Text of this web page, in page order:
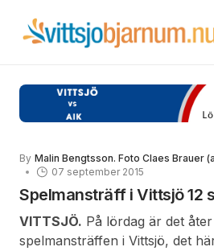
By Malin Bengtsson. Foto Claes Brauer
07 september 2015
Spelmansträff i Vittsjö 12
VITTSJÖ. På lördag är det
spelmansträffen i Vittsjö, det